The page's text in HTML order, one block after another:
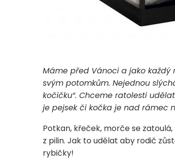
Máme před Vánoci a jako
svým potomkům. Nejednou
kočičku“. Chceme ratolesti
je pejsek či kočka je nad rámec
Potkan, křeček, morče se
z pilin. Jak to udělat aby rodič
rybičky!